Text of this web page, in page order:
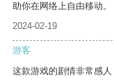
助你在网络上自由移动。
2024-02-19
游客
这款游戏的剧情非常感人